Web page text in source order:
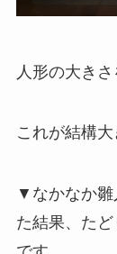
人形の大き
これが結構大
▼なかなか雛
た結果、た